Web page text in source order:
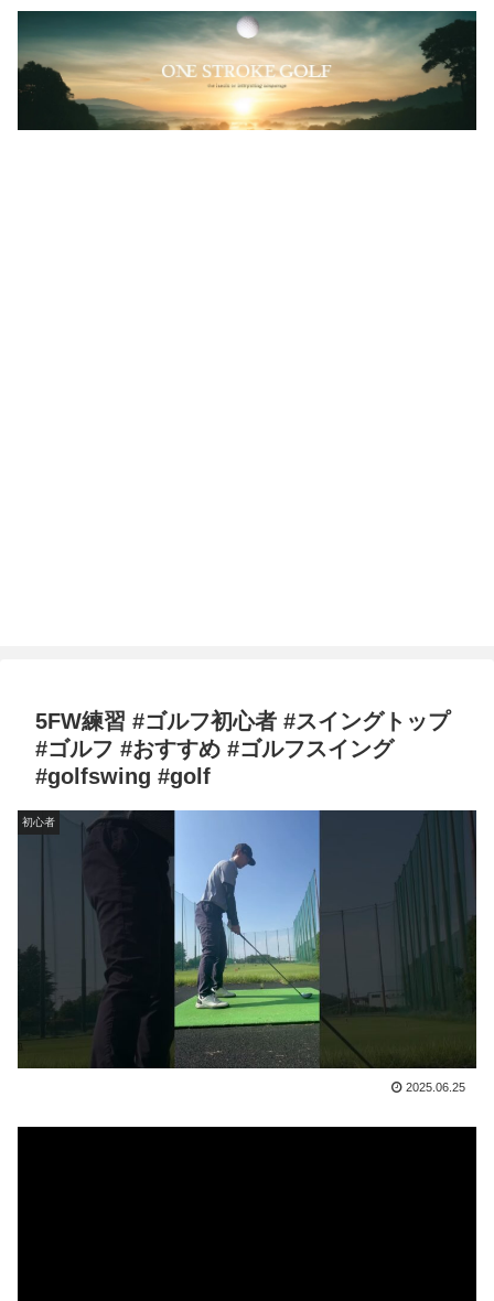
5FW練習 #ゴルフ初心者 #スイングトップ
#ゴルフ #おすすめ #ゴルフスイング
#golfswing #golf
初心者
2025.06.25